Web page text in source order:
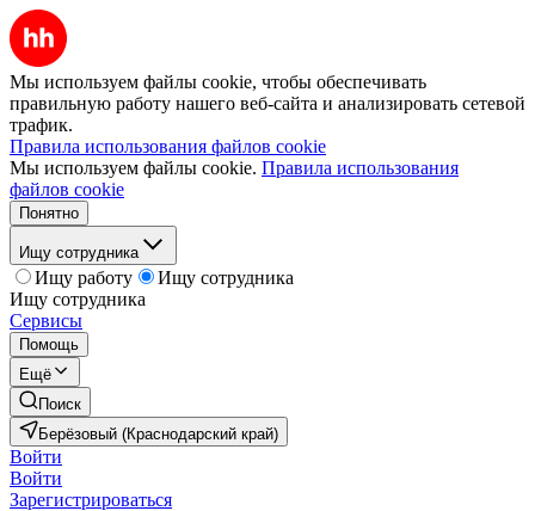
Мы используем файлы cookie, чтобы обеспечивать
правильную работу нашего веб-сайта и анализировать сетевой
трафик.
Правила использования файлов cookie
Мы используем файлы cookie. Правила использования
файлов cookie
Понятно
Ищу сотрудника
Ищу работу
Ищу сотрудника
Ищу сотрудника
Сервисы
Помощь
Ещё
Поиск
Берёзовый (Краснодарский край)
Войти
Войти
Зарегистрироваться